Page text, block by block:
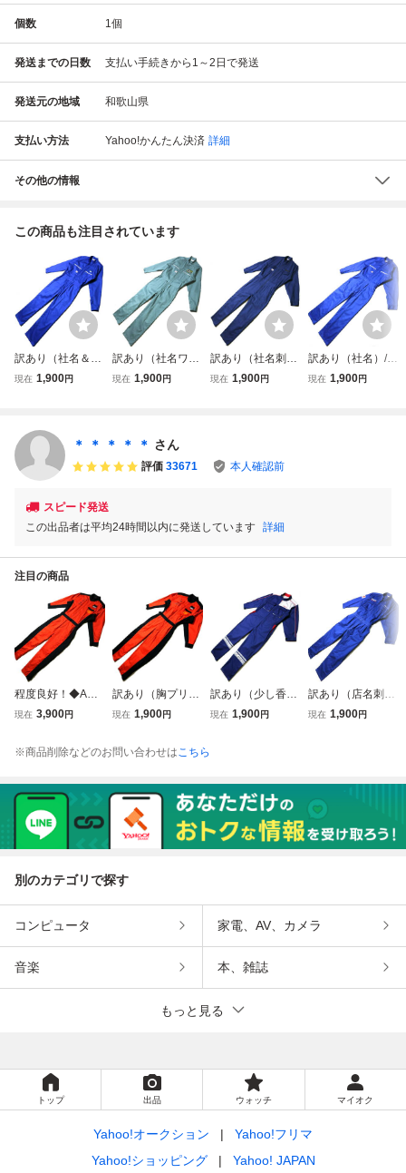
個数 1個
発送までの日数 支払い手続きから1～2日で発送
発送元の地域 和歌山県
支払い方法 Yahoo!かんたん決済 詳細
その他の情報
この商品も注目されています
訳あり（社名＆名
前）/かなり良好！
やや細身Lサイズ
（身長176-178セ
ンチ位、股下75）
現在 1,900円
訳あり（社名ワッ
ペン）/かなり良
◆背高M-Lサイズ
ンチまで）
現在 1,900円
訳あり（社名刺
繍）/かなり良好！
センチ位、股下7
現在 1,900円
訳あり（社名）/か
なり良好！◆AUT
現在 1,900円
＊ ＊ ＊ ＊ ＊ さん
評価 33671 本人確認前
スピード発送
この出品者は平均24時間以内に発送しています 詳細
注目の商品
程度良好！◆AUT
OBACKS オート
サイズ（身長181-
下80.5）
現在 3,900円
訳あり（胸プリン
ト剥離）/良好！◆
A Project つなぎ◆
1-183センチ位、
股下79.5）
現在 1,900円
訳あり（少し香
水）/概ね美品！◆
ンチ位、股下76）
現在 1,900円
訳あり（店名刺
繍）/概ね美品！◆
現在 1,900円
※商品削除などのお問い合わせはこちら
別のカテゴリで探す
コンピュータ 家電、AV、カメラ
音楽 本、雑誌
もっと見る
トップ 出品 ウォッチ マイオク
Yahoo!オークション
Yahoo!フリマ
Yahoo!ショッピング
Yahoo! JAPAN